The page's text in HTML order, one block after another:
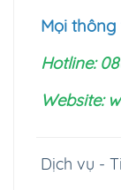
Mọi thông
Hotline:
Website:
Dịch vụ -